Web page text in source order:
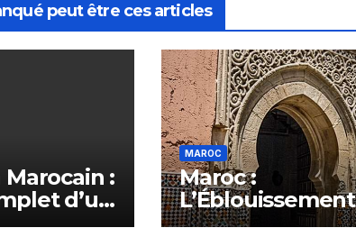
peut être ces articles
Marocain :
d’un
MAROC
Maroc :
L’Éblouissement
Silencieux